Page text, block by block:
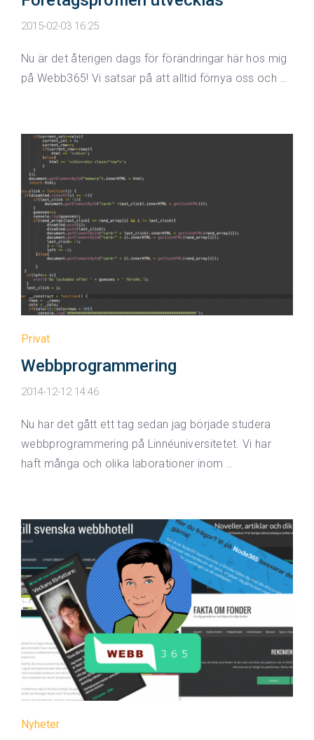
2015-02-03 16:25
Nu är det återigen dags för förändringar här hos mig
på Webb365! Vi satsar på att alltid förnya oss och …
Privat
Webbprogrammering
2014-12-12 14:46
Nu har det gått ett tag sedan jag började studera
webbprogrammering på Linnéuniversitetet. Vi har
haft många och olika laborationer inom …
Nyheter